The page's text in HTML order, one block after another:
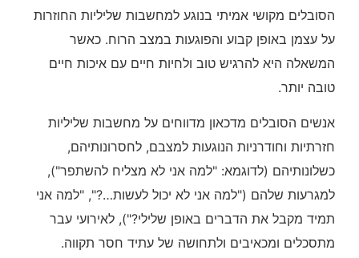
הסובלים מקושי אמיתי בנוגע למחשבות שליליות החוזרות
על עצמן באופן קבוע והפוגעות במצב הרוח. כאשר
המשאלה היא להרגיש טוב ולחיות חיים עם איכות חיים
טובה יותר.
אנשים הסובלים מדכאון מדווחים על מחשבות שליליות
חזרתיות וחודרניות הנוגעות למצבם, לחסרונותיהם,
כשלונותיהם (לדוגמא: "למה אני לא מצליח להשתפר"),
למגרעות שלהם ("למה אני לא יכול לעשות…?", "למה אני
תמיד מקבל את הדברים באופן שלילי?"), לאירועי עבר
מתסכלים ומכאיבים ולתחושה של עתיד חסר תקווה.